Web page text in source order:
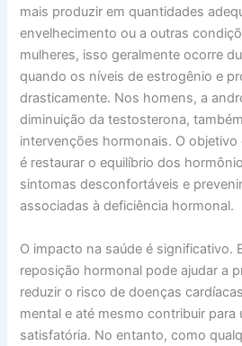
mais produzir em quantidades
envelhecimento ou a outras
mulheres, isso geralmente ocorre
quando os níveis de estrogênio e
drasticamente. Nos homens, a
diminuição da testosterona,
intervenções hormonais. O
é restaurar o equilíbrio dos
sintomas desconfortáveis e
associadas à deficiência hormonal.
O impacto na saúde é significativo.
reposição hormonal pode ajudar a
reduzir o risco de doenças
mental e até mesmo contribuir para
satisfatória. No entanto, como